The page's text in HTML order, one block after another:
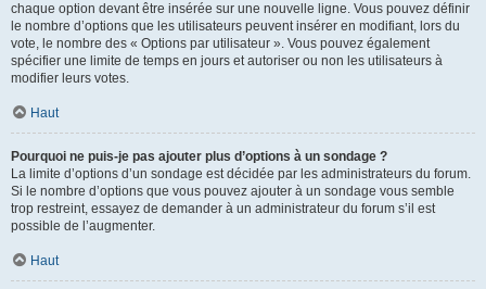
chaque option devant être insérée sur une nouvelle ligne. Vous pouvez définir
le nombre d’options que les utilisateurs peuvent insérer en modifiant, lors du
vote, le nombre des « Options par utilisateur ». Vous pouvez également
spécifier une limite de temps en jours et autoriser ou non les utilisateurs à
modifier leurs votes.
Haut
Pourquoi ne puis-je pas ajouter plus d’options à un sondage ?
La limite d’options d’un sondage est décidée par les administrateurs du forum.
Si le nombre d’options que vous pouvez ajouter à un sondage vous semble
trop restreint, essayez de demander à un administrateur du forum s’il est
possible de l’augmenter.
Haut